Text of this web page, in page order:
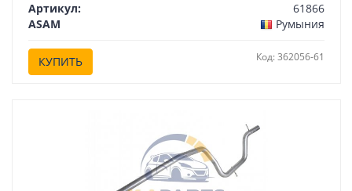
Артикул:
61866
ASAM
Румыния
КУПИТЬ Код: 362056-61